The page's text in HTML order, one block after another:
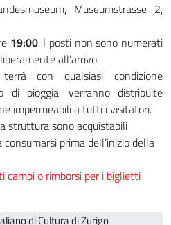
Museumstrasse 2,
19:00. I posti non sono numerati
all’arrivo.
con qualsiasi condizione
di pioggia, verranno distribuite
impermeabili a tutti i visitatori.
struttura sono acquistabili
prima dell’inizio della
cambi o rimborsi per i biglietti
di Cultura di Zurigo